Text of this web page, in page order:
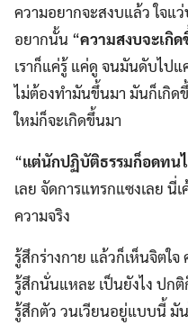
ความอยากจะสงบแล้ว ใจแ
อยากนั้น “ความสงบจะเกิ
เราก็แค่รู้ แค่ดู จนมันดับไป
ไม่ต้องทำมันขึ้นมา มันก็เกิด
ใหม่ก็จะเกิดขึ้นมา
“แต่นักปฏิบัติธรรมก็อดทน
เลย จัดการแทรกแซงเลย นี่เ
ความจริง
รู้สึกร่างกาย แล้วก็เห็นจิตใจ
รู้สึกนั่นแหละ เป็นยังไง ปกติ
รู้สึกตัว วนเวียนอยู่แบบนี้